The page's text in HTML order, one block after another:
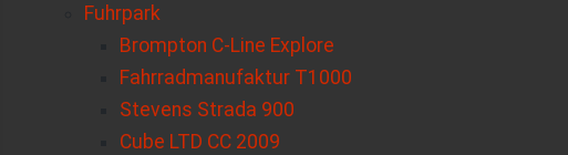
Fuhrpark
Brompton C-Line Explore
Fahrradmanufaktur T1000
Stevens Strada 900
Cube LTD CC 2009